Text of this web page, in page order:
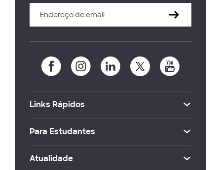
Links Rápidos
Para Estudantes
Atualidade